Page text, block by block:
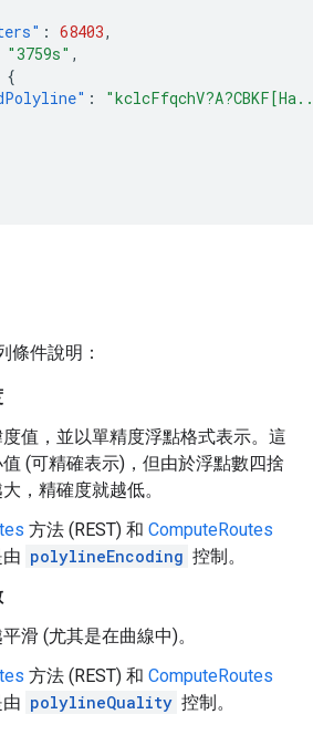
: 68403,
"3759s" ,
{
:
條件說明：
值，並以單精度浮點格式表示。這
(可精確表示)，但由於浮點數四捨
，精確度就越低。
方法 (REST) 和 ComputeRoutes
polylineEncoding 控制。
滑 (尤其是在曲線中)。
方法 (REST) 和 ComputeRoutes
polylineQuality 控制。